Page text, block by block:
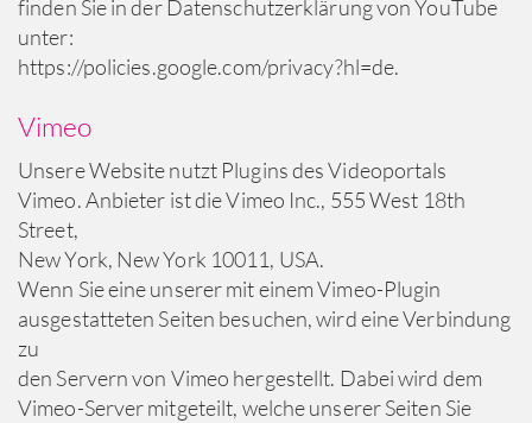
finden Sie in der Datenschutzerklärung von YouTube
unter:
https://policies.google.com/privacy?hl=de.
Vimeo
Unsere Website nutzt Plugins des Videoportals
Vimeo. Anbieter ist die Vimeo Inc., 555 West 18th
Street,
New York, New York 10011, USA.
Wenn Sie eine unserer mit einem Vimeo-Plugin
ausgestatteten Seiten besuchen, wird eine Verbindung
zu
den Servern von Vimeo hergestellt. Dabei wird dem
Vimeo-Server mitgeteilt, welche unserer Seiten Sie